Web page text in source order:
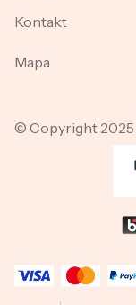
Kontakt
Mapa
© Copyright 2025